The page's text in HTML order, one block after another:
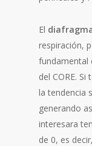
El
respiración,
fundamental
del CORE.
la tendencia
generando
interesara
de 0, es